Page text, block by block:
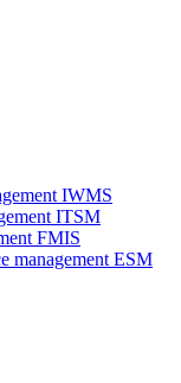
IWMS
ITSM
FMIS
management ESM